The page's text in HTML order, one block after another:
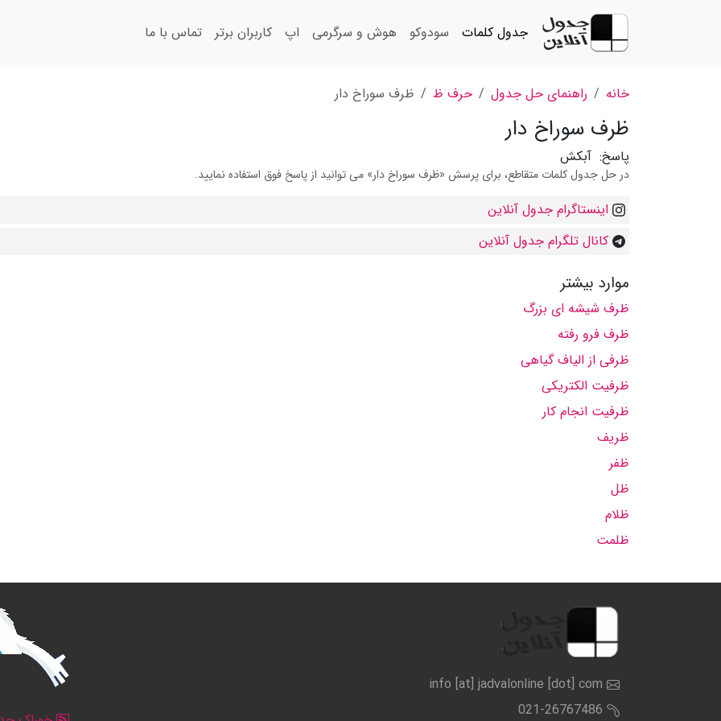
جدول کلمات سودوکو هوش و سرگرمی اپ کاربران برتر تماس با ما
خانه راهنمای حل جدول حرف ظ ظرف سوراخ دار
ظرف سوراخ دار
پاسخ: آبکش
در حل جدول کلمات متقاطع، برای پرسش «ظرف سوراخ دار» می توانید از پاسخ فوق استفاده نمایید.
اینستاگرام جدول آنلاین
کانال تلگرام جدول آنلاین
موارد بیشتر
ظرف شیشه ای بزرگ
ظرف فرو رفته
ظرفی از الیاف گیاهی
ظرفیت الکتریکی
ظرفیت انجام کار
ظریف
ظفر
ظل
ظلام
ظلمت
info [at] jadvalonline [dot] com
021-26767486